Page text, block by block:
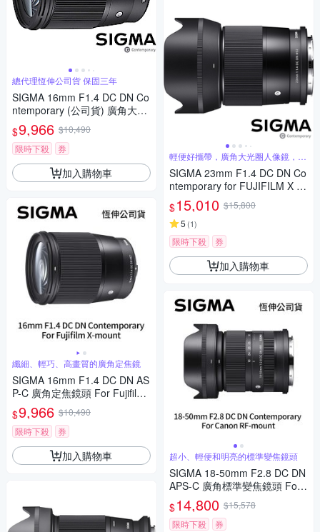
總代理恆伸公司貨 保固三年
SIGMA 16mm F1.4 DC DN Co
ntemporary (公司貨) 廣角大光
圈定焦鏡 人像鏡 APS-C 無反微
單眼專用鏡頭
$9,966 $10,490
限時下殺
券
加入購物車
纖細、輕巧、高畫質的廣角定焦鏡
SIGMA 16mm F1.4 DC DN AS
P-C 廣角定焦鏡頭 For Fujifilm
X-mount (公司貨)
$9,966 $10,490
限時下殺
券
加入購物車
輕便好攜帶，廣角大光圈人像鏡，美
麗淺景深
SIGMA 23mm F1.4 DC DN Co
ntemporary for FUJIFILM X 富
士接環 (公司貨) 廣角大光圈定
焦鏡 人像鏡 APS-C 無反微單眼
專用鏡頭
$15,010 $15,800
5 (1)
限時下殺 券
加入購物車
超小、輕便和明亮的標準變焦鏡頭
SIGMA 18-50mm F2.8 DC DN
APS-C 廣角標準變焦鏡頭 For
Canon RF-mount (公司貨)
$14,800 $15,578
限時下殺
券